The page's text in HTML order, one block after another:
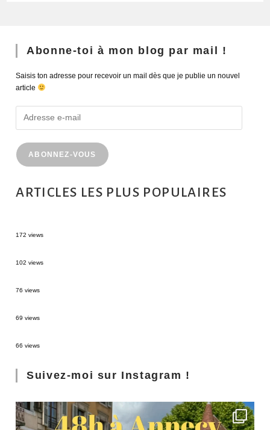
Abonne-toi à mon blog par mail !
Saisis ton adresse pour recevoir un mail dès que je publie un nouvel
article
ABONNEZ-VOUS
ARTICLES LES PLUS POPULAIRES
172 views
102 views
76 views
69 views
66 views
Suivez-moi sur Instagram !